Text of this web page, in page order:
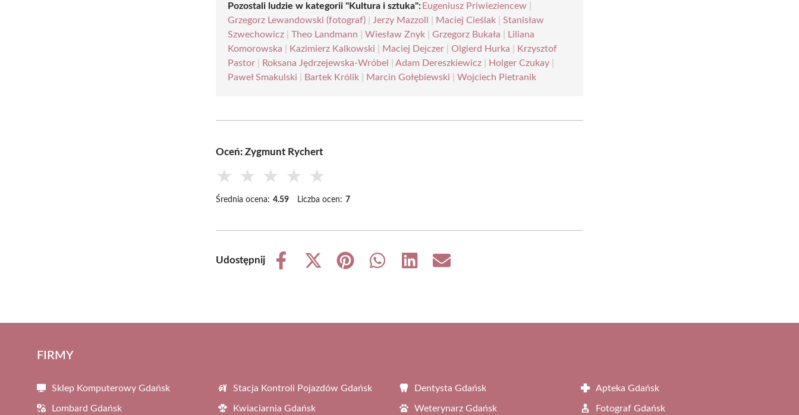
Pozostali ludzie w kategorii "Kultura i sztuka":Eugeniusz Priwieziencew
Grzegorz Lewandowski (fotograf)
Jerzy Mazzoll Maciej Cieślak |Stanisław
Szwechowicz |Theo Landmann |Wiesław Znyk |Grzegorz Bukała
Liliana
Komorowska
Kazimierz Kalkowski Maciej Dejczer |Olgierd Hurka
Krzysztof
Pastor
Roksana Jędrzejewska-Wróbel |Adam Dereszkiewicz Holger Czukay
Paweł Smakulski
Bartek Królik Marcin Gołębiewski |Wojciech Pietranik
Oceń: Zygmunt Rychert
★ ★ ★ ★ ★
Średnia ocena: 4.59 Liczba ocen: 7
Udostępnij
Share
Share
Share
Share
Share
Share
FIRMY
Sklep Komputerowy Gdańsk Stacja Kontroli Pojazdów Gdańsk Dentysta Gdańsk Apteka Gdańsk
Lombard Gdańsk Kwiaciarnia Gdańsk Weterynarz Gdańsk Fotograf Gdańsk